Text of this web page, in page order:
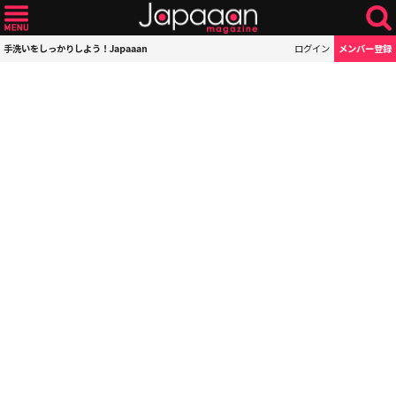
手洗いをしっかりしよう！Japaaan ログイン メンバー登録